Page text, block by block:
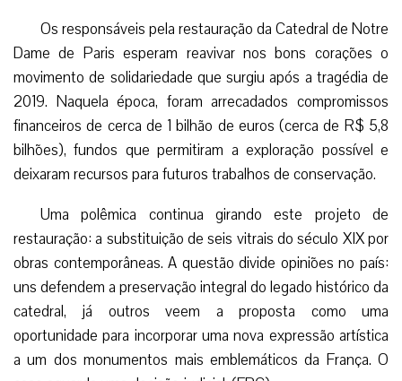
Os responsáveis ​​​​pela restauração da Catedral de Notre
Dame de Paris esperam reavivar nos bons corações o
movimento de solidariedade que surgiu após a tragédia de
2019. Naquela época, foram arrecadados compromissos
financeiros de cerca de 1 bilhão de euros (cerca de R$ 5,8
bilhões), fundos que permitiram a exploração possível e
deixaram recursos para futuros trabalhos de conservação.
Uma polêmica continua girando este projeto de
restauração: a substituição de seis vitrais do século XIX por
obras contemporâneas. A questão divide opiniões no país:
uns defendem a preservação integral do legado histórico da
catedral, já outros veem a proposta como uma
oportunidade para incorporar uma nova expressão artística
a um dos monumentos mais emblemáticos da França. O